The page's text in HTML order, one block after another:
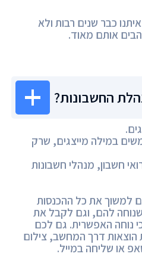
כבר שנים רבות ולא
אותם מאוד.
החשבונות?
במילה מייצגים, שרק
חשבון, מנהלי חשבונות
למשוך את כל ההכנסות
להם, וגם לקבל את
נוחה האפשרית. גם לכם
דרך המחשב, צילום
או שליחה במייל.